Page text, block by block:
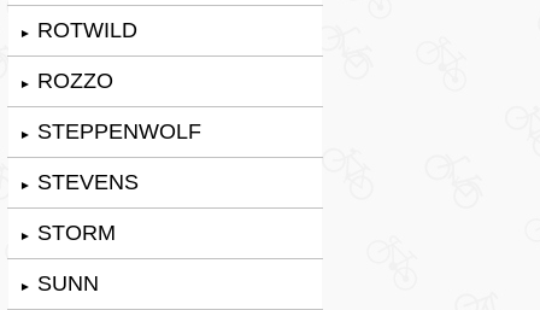
► ROTWILD
► ROZZO
► STEPPENWOLF
► STEVENS
► STORM
► SUNN